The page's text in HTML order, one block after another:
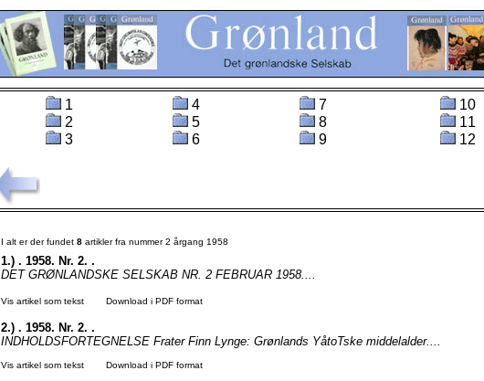
1
2
3
4
5
6
7
8
9
10
11
12
I alt er der fundet 8 artikler fra nummer 2 årgang 1958
1.) . 1958. Nr. 2. .
DET GRØNLANDSKE SELSKAB NR. 2 FEBRUAR 1958....
Vis artikel som tekst Download i PDF format
2.) . 1958. Nr. 2. .
INDHOLDSFORTEGNELSE Frater Finn Lynge: Grønlands YåtoTske middelalder....
Vis artikel som tekst Download i PDF format